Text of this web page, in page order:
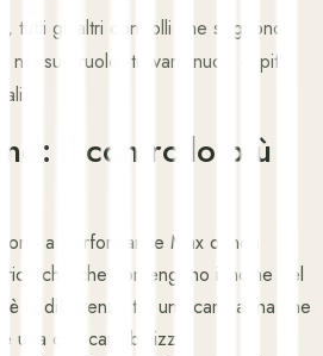
tutti gli altri controlli che seguono
suo ruolo: trovare nuovi ospiti,
il controllo più
a Performance Max di non
ricerche che contengono il nome del
è la differenza tra una campagna che
una che cannibalizza